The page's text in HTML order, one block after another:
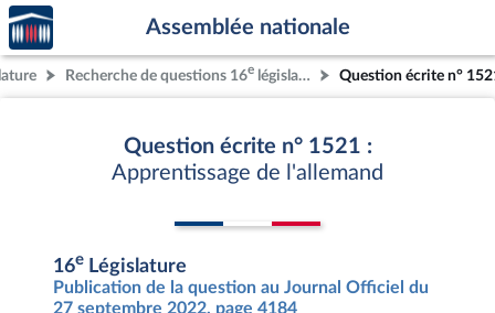
Aller au contenu
Aller en bas de la page
Accèder
à la
page
d'accueil
Assemblée nationale
Recherche de questions 16e législature Question écrite n°
Question écrite n° 1521 :
Apprentissage de l'allemand
16e Législature
Publication de la question au Journal Officiel du
27 septembre 2022, page 4184